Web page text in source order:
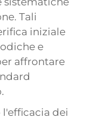
Tali
iniziale
e
affrontare
dei